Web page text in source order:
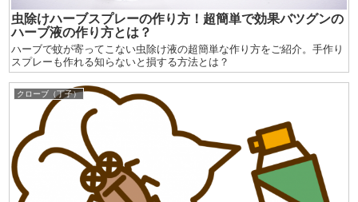
虫除けハーブスプレーの作り方！超簡単で効果バツグンの
ハーブ液の作り方とは？
ハーブで蚊が寄ってこない虫除け液の超簡単な作り方をご紹介。手作り
スプレーも作れる知らないと損する方法とは？
クローブ（丁子）